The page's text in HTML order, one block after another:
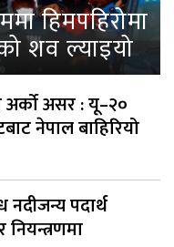
हिमपहिरोमा
शव ल्याइयो
असर : यू–२०
नेपाल बाहिरियो
पदार्थ